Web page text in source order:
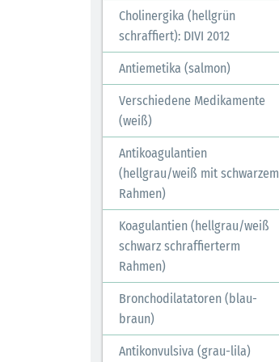
Cholinergika (hellgrün
schraffiert): DIVI 2012
Antiemetika (salmon)
Verschiedene Medikamente
(weiß)
Antikoagulantien
(hellgrau/weiß mit schwarzem
Rahmen)
Koagulantien (hellgrau/weiß
schwarz schraffierterm
Rahmen)
Bronchodilatatoren (blau-
braun)
Antikonvulsiva (grau-lila)